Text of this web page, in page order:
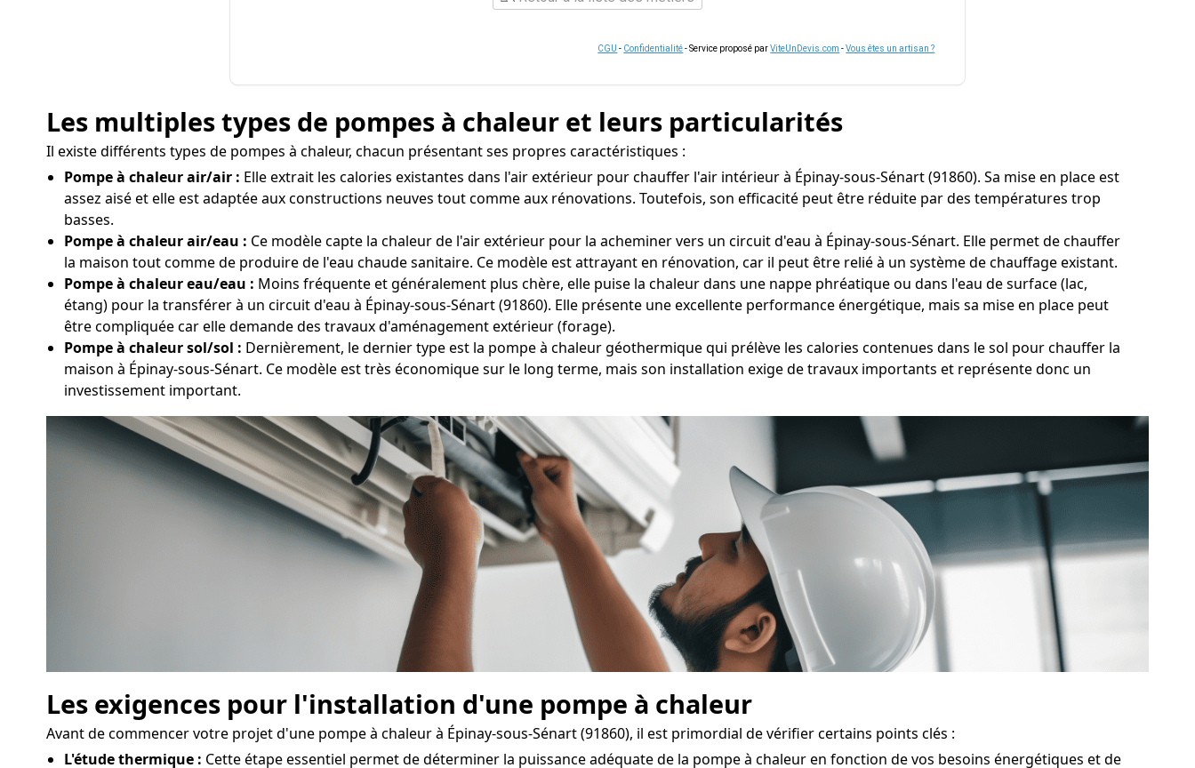
CGU - Confidentialité- Service proposé parViteUnDevis.com -Vous êtes un artisan ?
Les multiples types de pompes à chaleur et leurs particularités
Il existe différents types de pompes à chaleur, chacun présentant ses propres caractéristiques :
Pompe à chaleur air/air : Elle extrait les calories existantes dans l'air extérieur pour chauffer l'air intérieur à Épinay-sous-Sénart (91860). Sa mise en place est
assez aisé et elle est adaptée aux constructions neuves tout comme aux rénovations. Toutefois, son efficacité peut être réduite par des températures trop
basses.
Pompe à chaleur air/eau : Ce modèle capte la chaleur de l'air extérieur pour la acheminer vers un circuit d'eau à Épinay-sous-Sénart. Elle permet de chauffer
la maison tout comme de produire de l'eau chaude sanitaire. Ce modèle est attrayant en rénovation, car il peut être relié à un système de chauffage existant.
Pompe à chaleur eau/eau : Moins fréquente et généralement plus chère, elle puise la chaleur dans une nappe phréatique ou dans l'eau de surface (lac,
étang) pour la transférer à un circuit d'eau à Épinay-sous-Sénart (91860). Elle présente une excellente performance énergétique, mais sa mise en place peut
être compliquée car elle demande des travaux d'aménagement extérieur (forage).
Pompe à chaleur sol/sol : Dernièrement, le dernier type est la pompe à chaleur géothermique qui prélève les calories contenues dans le sol pour chauffer la
maison à Épinay-sous-Sénart. Ce modèle est très économique sur le long terme, mais son installation exige de travaux importants et représente donc un
investissement important.
Les exigences pour l'installation d'une pompe à chaleur
Avant de commencer votre projet d'une pompe à chaleur à Épinay-sous-Sénart (91860), il est primordial de vérifier certains points clés :
L'étude thermique : Cette étape essentiel permet de déterminer la puissance adéquate de la pompe à chaleur en fonction de vos besoins énergétiques et de